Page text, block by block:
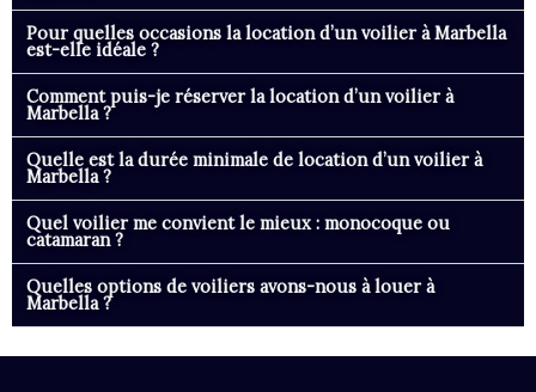
Pour quelles occasions la location d’un voilier à Marbella
est-elle idéale ?
Comment puis-je réserver la location d’un voilier à
Marbella ?
Quelle est la durée minimale de location d’un voilier à
Marbella ?
Quel voilier me convient le mieux : monocoque ou
catamaran ?
Quelles options de voiliers avons-nous à louer à
Marbella ?